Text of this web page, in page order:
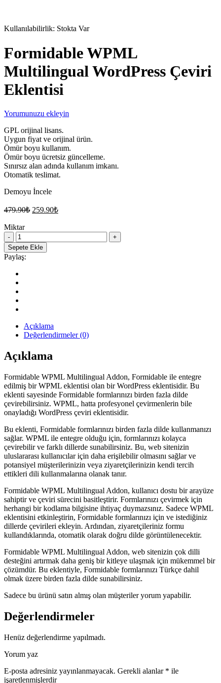
Kullanılabilirlik: Stokta Var
Formidable WPML
Multilingual WordPress Çeviri
Eklentisi
Yorumunuzu ekleyin
GPL orijinal lisans.
Uygun fiyat ve orijinal ürün.
Ömür boyu kullanım.
Ömür boyu ücretsiz güncelleme.
Sınırsız alan adında kullanım imkanı.
Otomatik teslimat.
Demoyu İncele
479.90₺ Orijinal
259.90₺Şu
Miktar
Formidable
WPML
Multilingual
WordPress
Çeviri
Eklentisi
quantity
Sepete Ekle
Paylaş:
Açıklama
Değerlendirmeler (0)
Açıklama
Formidable WPML Multilingual Addon, Formidable ile entegre
edilmiş bir WPML eklentisi olan bir WordPress eklentisidir. Bu
eklenti sayesinde Formidable formlarınızı birden fazla dilde
çevirebilirsiniz. WPML, hatta profesyonel çevirmenlerin bile
onayladığı WordPress çeviri eklentisidir.
Bu eklenti, Formidable formlarınızı birden fazla dilde kullanmanızı
sağlar. WPML ile entegre olduğu için, formlarınızı kolayca
çevirebilir ve farklı dillerde sunabilirsiniz. Bu, web sitenizin
uluslararası kullanıcılar için daha erişilebilir olmasını sağlar ve
potansiyel müşterilerinizin veya ziyaretçilerinizin kendi tercih
ettikleri dili kullanmalarına olanak tanır.
Formidable WPML Multilingual Addon, kullanıcı dostu bir arayüze
sahiptir ve çeviri sürecini basitleştirir. Formlarınızı çevirmek için
herhangi bir kodlama bilgisine ihtiyaç duymazsınız. Sadece WPML
eklentisini etkinleştirin, Formidable formlarınızı için ve istediğiniz
dillerde çevirileri ekleyin. Ardından, ziyaretçileriniz formu
kullandıklarında, otomatik olarak doğru dilde görüntülenecektir.
Formidable WPML Multilingual Addon, web sitenizin çok dilli
desteğini artırmak daha geniş bir kitleye ulaşmak için mükemmel bir
çözümdür. Bu eklentiyle, Formidable formlarınızı Türkçe dahil
olmak üzere birden fazla dilde sunabilirsiniz.
Sadece bu ürünü satın almış olan müşteriler yorum yapabilir.
Değerlendirmeler
Henüz değerlendirme yapılmadı.
Yorum yaz
E-posta adresiniz yayınlanmayacak. Gerekli alanlar * ile
işaretlenmişlerdir